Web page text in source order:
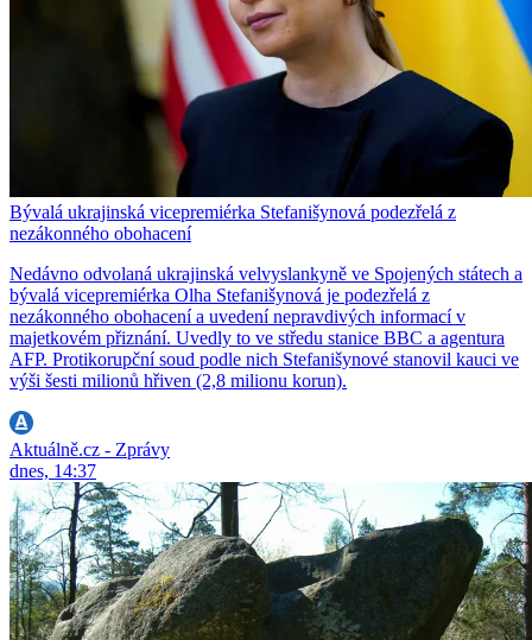
Bývalá ukrajinská vicepremiérka Stefanišynová podezřelá z
nezákonného obohacení
Nedávno odvolaná ukrajinská velvyslankyně ve Spojených státech a
bývalá vicepremiérka Olha Stefanišynová je podezřelá z
nezákonného obohacení a uvedení nepravdivých informací v
majetkovém přiznání. Uvedly to ve středu stanice BBC a agentura
AFP. Protikorupční soud podle nich Stefanišynové stanovil kauci ve
výši šesti milionů hřiven (2,8 milionu korun).
Aktuálně.cz - Zprávy
dnes, 14:37